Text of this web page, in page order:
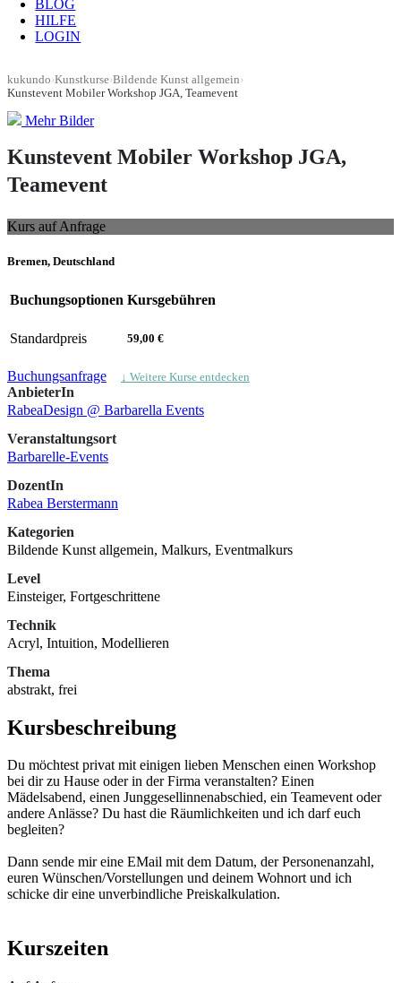
BLOG
HILFE
LOGIN
kukundo›Kunstkurse›Bildende Kunst allgemein›
Kunstevent Mobiler Workshop JGA, Teamevent
Mehr Bilder
Kunstevent Mobiler Workshop JGA,
Teamevent
Kurs auf Anfrage
Bremen, Deutschland
Buchungsoptionen Kursgebühren
Standardpreis 59,00 €
Buchungsanfrage ↓ Weitere Kurse entdecken
AnbieterIn
RabeaDesign @ Barbarella Events
Veranstaltungsort
Barbarelle-Events
DozentIn
Rabea Berstermann
Kategorien
Bildende Kunst allgemein, Malkurs, Eventmalkurs
Level
Einsteiger, Fortgeschrittene
Technik
Acryl, Intuition, Modellieren
Thema
abstrakt, frei
Kursbeschreibung
Du möchtest privat mit einigen lieben Menschen einen Workshop
bei dir zu Hause oder in der Firma veranstalten? Einen
Mädelsabend, einen Junggesellinnenabschied, ein Teamevent oder
andere Anlässe? Du hast die Räumlichkeiten und ich darf euch
begleiten?
Dann sende mir eine EMail mit dem Datum, der Personenanzahl,
euren Wünschen/Vorstellungen und deinem Wohnort und ich
schicke dir eine unverbindliche Preiskalkulation.
Kurszeiten